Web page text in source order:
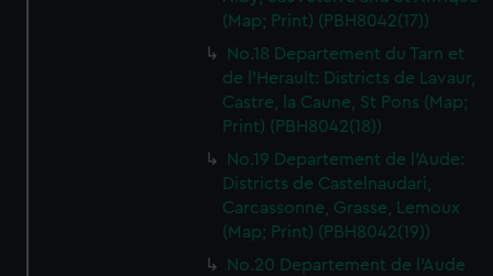
(Map; Print) (PBH8042(17))
No.18 Departement du Tarn et
de l'Herault: Districts de Lavaur,
Castre, la Caune, St Pons (Map;
Print) (PBH8042(18))
No.19 Departement de l'Aude:
Districts de Castelnaudari,
Carcassonne, Grasse, Lemoux
(Map; Print) (PBH8042(19))
No.20 Departement de l'Aude